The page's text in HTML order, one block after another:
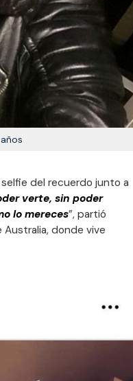
del recuerdo junto a
verte, sin poder
lo mereces”, partió
donde vive